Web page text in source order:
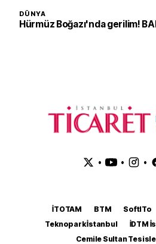
DÜNYA
Hürmüz Boğazı'nda gerilim!
• • •
İTOTAM BTM SoftITo
Teknopark İstanbul
İDTM
Cemile Sultan